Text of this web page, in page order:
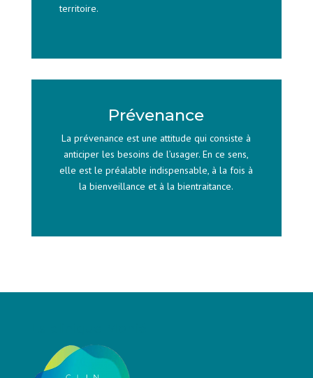
territoire.
Prévenance
La prévenance est une attitude qui consiste à
anticiper les besoins de l’usager. En ce sens,
elle est le préalable indispensable, à la fois à
la bienveillance et à la bientraitance.